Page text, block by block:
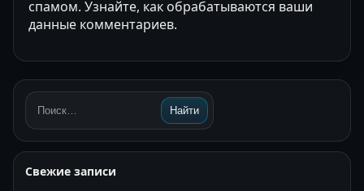
спамом. Узнайте, как обрабатываются ваши
данные комментариев.
Поиск: Найти
Свежие записи